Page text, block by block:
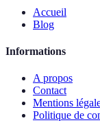
Accueil
Blog
Informations
A propos
Contact
Mentions
Politique de